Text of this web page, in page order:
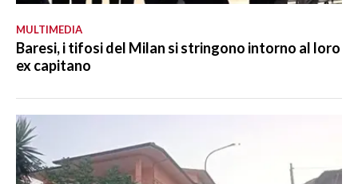
MULTIMEDIA
Baresi, i tifosi del Milan si stringono intorno al loro
ex capitano